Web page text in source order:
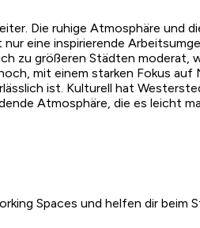
Die ruhige Atmosphäre und
eine inspirierende
zu größeren Städten moderat,
mit einem starken Fokus auf
ist. Kulturell hat
Atmosphäre, die es leicht
Spaces und helfen dir beim